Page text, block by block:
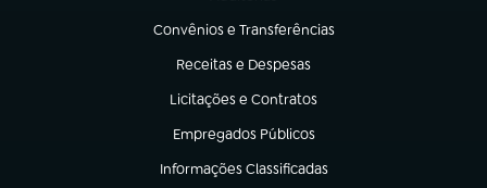
Convênios e Transferências
(abre em nova aba)
Receitas e Despesas
(abre em nova aba)
Licitações e Contratos
(abre em nova aba)
Empregados Públicos
(abre em nova aba)
Informações Classificadas
(abre em nova aba)